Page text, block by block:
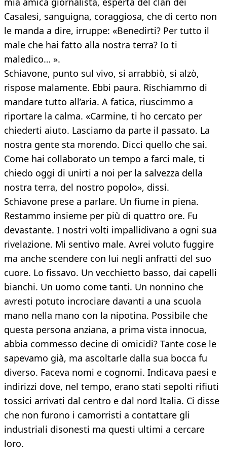
Casalesi, sanguigna, coraggiosa, che di certo non
le manda a dire, irruppe: «Benedirti? Per tutto il
male che hai fatto alla nostra terra? Io ti
maledico… ».
Schiavone, punto sul vivo, si arrabbiò, si alzò,
rispose malamente. Ebbi paura. Rischiammo di
mandare tutto all’aria. A fatica, riuscimmo a
riportare la calma. «Carmine, ti ho cercato per
chiederti aiuto. Lasciamo da parte il passato. La
nostra gente sta morendo. Dicci quello che sai.
Come hai collaborato un tempo a farci male, ti
chiedo oggi di unirti a noi per la salvezza della
nostra terra, del nostro popolo», dissi.
Schiavone prese a parlare. Un fiume in piena.
Restammo insieme per più di quattro ore. Fu
devastante. I nostri volti impallidivano a ogni sua
rivelazione. Mi sentivo male. Avrei voluto fuggire
ma anche scendere con lui negli anfratti del suo
cuore. Lo fissavo. Un vecchietto basso, dai capelli
bianchi. Un uomo come tanti. Un nonnino che
avresti potuto incrociare davanti a una scuola
mano nella mano con la nipotina. Possibile che
questa persona anziana, a prima vista innocua,
abbia commesso decine di omicidi? Tante cose le
sapevamo già, ma ascoltarle dalla sua bocca fu
diverso. Faceva nomi e cognomi. Indicava paesi e
indirizzi dove, nel tempo, erano stati sepolti rifiuti
tossici arrivati dal centro e dal nord Italia. Ci disse
che non furono i camorristi a contattare gli
industriali disonesti ma questi ultimi a cercare
loro.